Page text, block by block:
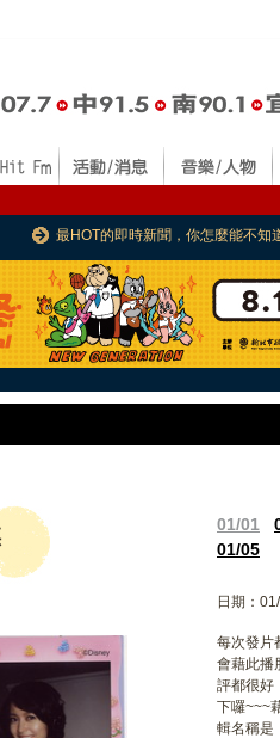
最HOT的即時新聞，你怎麼能不知
01/01
01/05
日期：
每次發片
會藉此播
評都很好
下囉~~~
輯名稱是